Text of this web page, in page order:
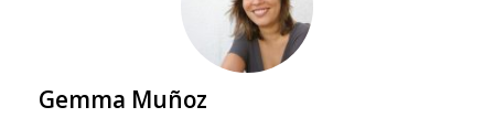
Gemma Muñoz